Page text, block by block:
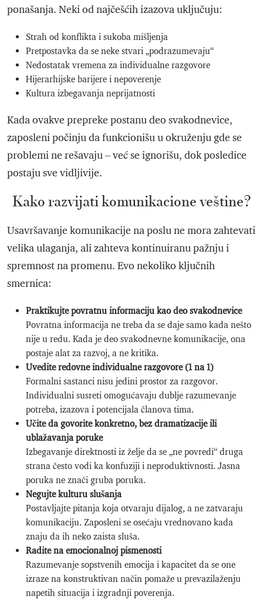
ponašanja. Neki od najčešćih izazova uključuju:
Strah od konflikta i sukoba mišljenja
Pretpostavka da se neke stvari „podrazumevaju“
Nedostatak vremena za individualne razgovore
Hijerarhijske barijere i nepoverenje
Kultura izbegavanja neprijatnosti
Kada ovakve prepreke postanu deo svakodnevice,
zaposleni počinju da funkcionišu u okruženju gde se
problemi ne rešavaju – već se ignorišu, dok posledice
postaju sve vidljivije.
Kako razvijati komunikacione veštine?
Usavršavanje komunikacije na poslu ne mora zahtevati
velika ulaganja, ali zahteva kontinuiranu pažnju i
spremnost na promenu. Evo nekoliko ključnih
smernica:
Praktikujte povratnu informaciju kao deo svakodnevice
Povratna informacija ne treba da se daje samo kada nešto
nije u redu. Kada je deo svakodnevne komunikacije, ona
postaje alat za razvoj, a ne kritika.
Uvedite redovne individualne razgovore (1 na 1)
Formalni sastanci nisu jedini prostor za razgovor.
Individualni susreti omogućavaju dublje razumevanje
potreba, izazova i potencijala članova tima.
Učite da govorite konkretno, bez dramatizacije ili
ublažavanja poruke
Izbegavanje direktnosti iz želje da se „ne povredi“ druga
strana često vodi ka konfuziji i neproduktivnosti. Jasna
poruka ne znači gruba poruka.
Negujte kulturu slušanja
Postavljajte pitanja koja otvaraju dijalog, a ne zatvaraju
komunikaciju. Zaposleni se osećaju vrednovano kada
znaju da ih neko zaista sluša.
Radite na emocionalnoj pismenosti
Razumevanje sopstvenih emocija i kapacitet da se one
izraze na konstruktivan način pomaže u prevazilaženju
napetih situacija i izgradnji poverenja.